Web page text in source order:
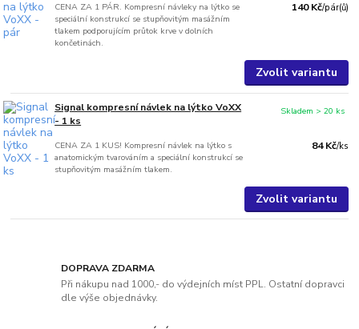
CENA ZA 1 PÁR. Kompresní návleky na lýtko se
speciální konstrukcí se stupňovitým masážním
tlakem podporujícím průtok krve v dolních
končetinách.
140 Kč/pár(ů)
Zvolit variantu
Signal kompresní návlek na lýtko VoXX
- 1 ks
CENA ZA 1 KUS! Kompresní návlek na lýtko s
anatomickým tvarováním a speciální konstrukcí se
stupňovitým masážním tlakem.
84 Kč/ks
Skladem > 20 ks
Zvolit variantu
DOPRAVA ZDARMA
Při nákupu nad 1000,- do výdejních míst PPL. Ostatní dopravci
dle výše objednávky.